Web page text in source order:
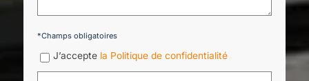
*Champs obligatoires
J’accepte la Politique de confidentialité